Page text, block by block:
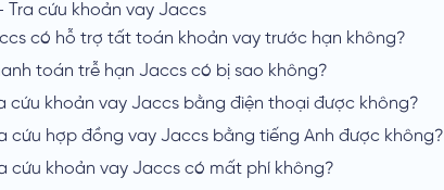
Tra cứu khoản vay Jaccs
có hỗ trợ tất toán khoản vay trước hạn không?
toán trễ hạn Jaccs có bị sao không?
cứu khoản vay Jaccs bằng điện thoại được không?
cứu hợp đồng vay Jaccs bằng tiếng Anh được không?
cứu khoản vay Jaccs có mất phí không?